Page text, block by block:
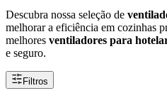
Descubra nossa seleção de
melhorar a eficiência em cozinhas
melhores ventiladores para
e seguro.
Filtros